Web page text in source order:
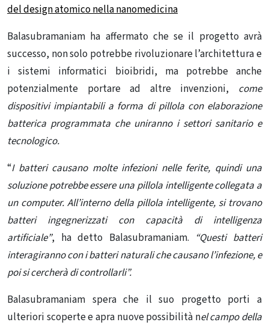
del design atomico nella nanomedicina
Balasubramaniam ha affermato che se il progetto avrà
successo, non solo potrebbe rivoluzionare l’architettura e
i sistemi informatici bioibridi, ma potrebbe anche
potenzialmente portare ad altre invenzioni, come
dispositivi impiantabili a forma di pillola con elaborazione
batterica programmata che uniranno i settori sanitario e
tecnologico.
“I batteri causano molte infezioni nelle ferite, quindi una
soluzione potrebbe essere una pillola intelligente collegata a
un computer. All’interno della pillola intelligente, si trovano
batteri ingegnerizzati con capacità di intelligenza
artificiale”, ha detto Balasubramaniam. “Questi batteri
interagiranno con i batteri naturali che causano l’infezione, e
poi si cercherà di controllarli”.
Balasubramaniam spera che il suo progetto porti a
ulteriori scoperte e apra nuove possibilità nel campo della